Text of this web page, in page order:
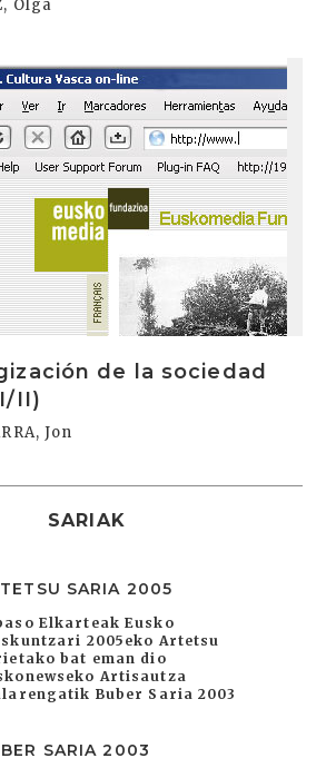
Olga
de la sociedad
II)
Jon
SARIAK
SARIA 2005
Elkarteak Eusko
2005eko Artetsu
bat eman dio
Artisautza
Buber Saria 2003
SARIA 2003